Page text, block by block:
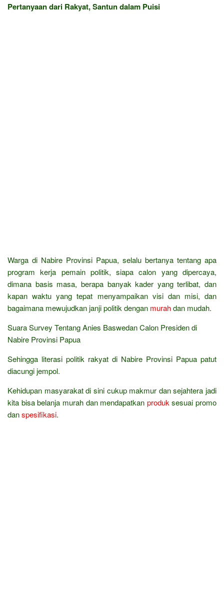
Pertanyaan dari Rakyat, Santun dalam Puisi
Warga di Nabire Provinsi Papua, selalu bertanya tentang apa
program kerja pemain politik, siapa calon yang dipercaya,
dimana basis masa, berapa banyak kader yang terlibat, dan
kapan waktu yang tepat menyampaikan visi dan misi, dan
bagaimana mewujudkan janji politik dengan murahdan mudah.
Suara Survey Tentang Anies Baswedan Calon Presiden di
Nabire Provinsi Papua
Sehingga literasi politik rakyat di Nabire Provinsi Papua patut
diacungi jempol.
Kehidupan masyarakat di sini cukup makmur dan sejahtera jadi
kita bisa belanja murah dan mendapatkan produk sesuai promo
danspesifikasi.